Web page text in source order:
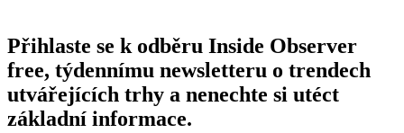
Přihlaste se k odběru Inside Observer
free, týdennímu newsletteru o trendech
utvářejících trhy a nenechte si utéct
základní informace.